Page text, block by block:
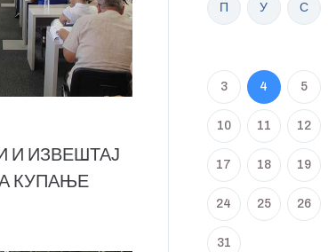
И ИЗВЕШТАЈ
КУПАЊЕ
П У С
3 4 5
10 11 12
17 18 19
24 25 26
31